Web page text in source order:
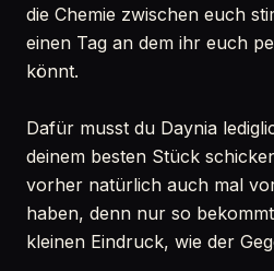
die Chemie zwischen euch
einen Tag an dem ihr euch
könnt.
Dafür musst du Daynia
deinem besten Stück
vorher natürlich auch mal
haben, denn nur so
kleinen Eindruck, wie der